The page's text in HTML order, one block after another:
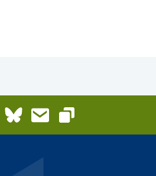
LinkedInBlueskyE-Mail
Link kopieren